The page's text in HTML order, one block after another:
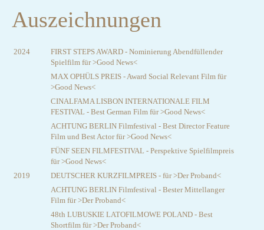
Auszeichnungen
2024
FIRST STEPS AWARD - Nominierung Abendfüllender
Spielfilm für >Good News<
MAX OPHÜLS PREIS - Award Social Relevant Film für
>Good News<
CINALFAMA LISBON INTERNATIONALE FILM
FESTIVAL - Best German Film für >Good News<
ACHTUNG BERLIN Filmfestival - Best Director Feature
Film und Best Actor für >Good News<
FÜNF SEEN FILMFESTIVAL - Perspektive Spielfilmpreis
für >Good News<
2019
DEUTSCHER KURZFILMPREIS - für >Der Proband<
ACHTUNG BERLIN Filmfestival - Bester Mittellanger
Film für >Der Proband<
48th LUBUSKIE LATOFILMOWE POLAND - Best
Shortfilm für >Der Proband<